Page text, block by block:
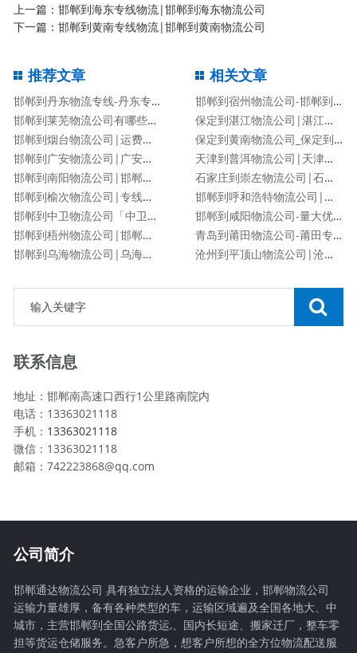
上一篇：邯郸到海东专线物流|邯郸到海东物流公司
下一篇：邯郸到黄南专线物流|邯郸到黄南物流公司
推荐文章
邯郸到丹东物流专线-丹东专线
邯郸到莱芜物流公司有哪些专线
邯郸到烟台物流公司|运费查询
邯郸到广安物流公司|广安专线
邯郸到南阳物流公司|邯郸到南阳货运专线
邯郸到榆次物流公司|专线直达
邯郸到中卫物流公司「中卫专线」
邯郸到梧州物流公司|邯郸到梧州物流专线
邯郸到乌海物流公司|乌海专线
相关文章
邯郸到宿州物流公司-邯郸到宿州货运专线
保定到湛江物流公司|湛江专线
保定到黄南物流公司_保定到黄南物流专线
天津到普洱物流公司|天津到普洱物流专线
石家庄到崇左物流公司|石家庄到崇左物流专线
邯郸到呼和浩特物流公司|邯郸到呼和浩特物流专线
邯郸到咸阳物流公司-量大优惠「价格优惠」
青岛到莆田物流公司-莆田专线
沧州到平顶山物流公司|沧州到平顶山物流专线
联系信息
地址：邯郸南高速口西行1公里路南院内
电话：13363021118
手机： 13363021118
微信：13363021118
邮箱：742223868@qq.com
公司简介
邯郸通达物流公司 具有独立法人资格的运输企业，邯郸物流公司
运输力量雄厚，备有各种类型的车，运输区域遍及全国各地大、中
城市，主营邯郸到全国公路货运,、国内长短途、搬家迁厂，整车零
担等货运仓储服务。急客户所急，想客户所想的全方位物流配送服